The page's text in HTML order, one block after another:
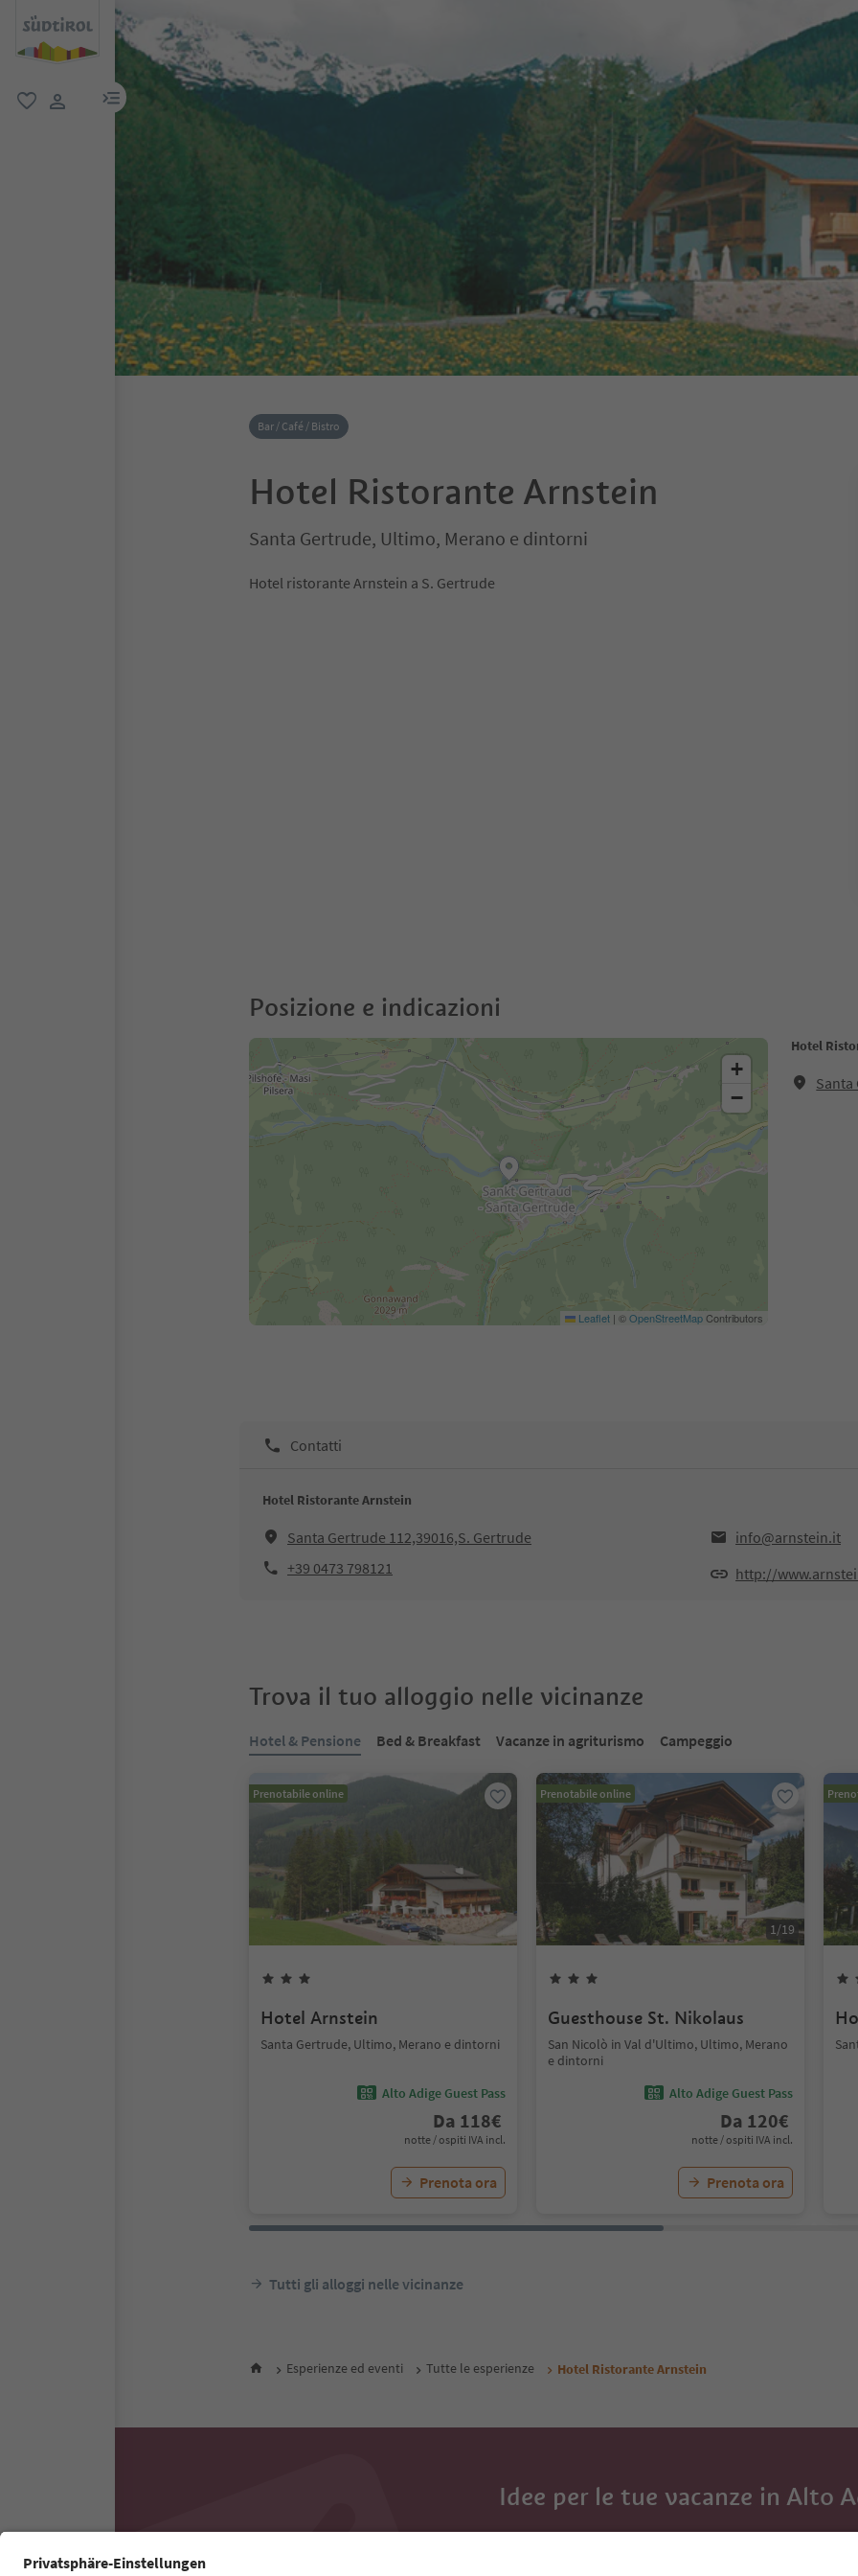
menu link
Bar / Café / Bistro
Hotel Ristorante Arnstein
Santa Gertrude, Ultimo, Merano e dintorni
Hotel ristorante Arnstein a S. Gertrude
Posizione e indicazioni
Hotel
Santa
+
−
Leaflet | ©OpenStreetMapContributors
Contatti
Hotel Ristorante Arnstein
Santa Gertrude 112,39016,S. Gertrude
info@arnstein.it
+39 0473 798121
http://
Trova il tuo alloggio nelle vicinanze
Hotel & Pensione Bed & Breakfast Vacanze in agriturismo Campeggio
Prenotabile online
Hotel Arnstein
Santa Gertrude, Ultimo, Merano e dintorni
Alto Adige Guest Pass
Da 118€
notte / ospiti IVA incl.
Prenota ora
Prenotabile online
1/19
Guesthouse St. Nikolaus
San Nicolò in Val d'Ultimo, Ultimo, Merano
e dintorni
Alto Adige Guest Pass
Da 120€
notte / ospiti IVA incl.
Prenota ora
Tutti gli alloggi nelle vicinanze
Esperienze ed eventi Tutte le esperienze Hotel Ristorante Arnstein
Idee per le tue vacanze in Alto
Con la newsletter dell’Alto Adige ricevi consigli per